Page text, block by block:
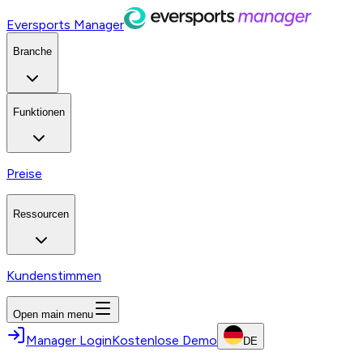
Eversports Manager
Branche
Funktionen
Preise
Ressourcen
Kundenstimmen
Open main menu
Manager LoginKostenlose Demo DE